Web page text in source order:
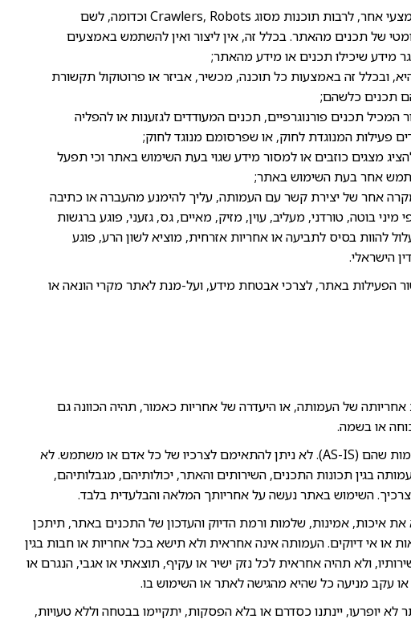
אין להפעיל כל יישום מחשב, או כל אמצעי אחר, לרבות תוכנות מסוג Crawlers, Robots וכדומה, לשם
של תכנים מהאתר. בכלל זה, אין ליצור ואין להשתמש באמצעים
מידע שיכילו תכנים או מידע מהאתר;
ובכלל זה באמצעות כל תוכנה, מכשיר, אביזר או פרוטוקול תקשורת
תכנים כלשהם;
תכנים פורנוגרפיים, תכנים המעודדים לגזענות או להפליה
פעילות המנוגדת לחוק, או שפרסומם מנוגד לחוק;
מצגים כוזבים או למסור מידע שגוי בעת השימוש באתר וכי תפעל
אחר בעת השימוש באתר;
אחר של יצירת קשר עם העמותה, עליך להימנע מהעברה או כתיבה
בוטה, טורדני, מעליב, עוין, מזיק, מאיים, גס, גזעני, פוגע ברגשות
להוות בסיס לתביעה או אחריות אזרחית, מוציא לשון הרע, פוגע
הישראלי.
הפעילות באתר, לצרכי אבטחת מידע, ועל-מנת לאתר מקרי הונאה או
של העמותה, או היעדרה של אחריות כאמור, תהיה הכוונה גם
או בשמה.
התכנים והשירותים באתר ניתנים לשימוש כמות שהם (AS-IS). לא ניתן להתאימם לצרכיו של כל אדם או משתמש. לא
בגין תכונות התכנים, השירותים והאתר, יכולותיהם, מגבלותיהם,
השימוש באתר נעשה על אחריותך המלאה והבלעדית בלבד.
איכות, אמינות, שלמות ורמת הדיוק והעדכון של התכנים באתר, תיתכן
או אי דיוקים. העמותה אינה אחראית ולא תישא בכל אחריות או חבות בגין
ולא תהיה אחראית לכל נזק ישיר או עקיף, תוצאתי או אגבי, הנגרם או
עקב מניעה כל שהיא מהגישה לאתר או השימוש בו.
יופרעו, יינתנו כסדרם או בלא הפסקות, יתקיימו בבטחה וללא טעויות,